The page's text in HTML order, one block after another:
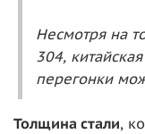
Несмотря на
304,
перегонки
Толщина стали,